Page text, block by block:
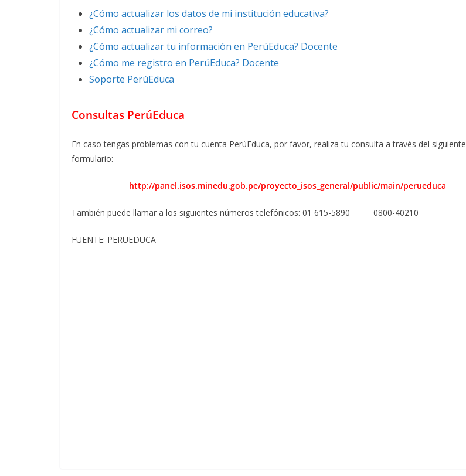
¿Cómo actualizar los datos de mi institución educativa?
¿Cómo actualizar mi correo?
¿Cómo actualizar tu información en PerúEduca? Docente
¿Cómo me registro en PerúEduca? Docente
Soporte PerúEduca
Consultas PerúEduca
En caso tengas problemas con tu cuenta PerúEduca, por favor, realiza tu consulta a través del siguiente
formulario:
http://panel.isos.minedu.gob.pe/proyecto_isos_general/public/main/perueduca
También puede llamar a los siguientes números telefónicos: 01 615-5890 0800-40210
FUENTE: PERUEDUCA